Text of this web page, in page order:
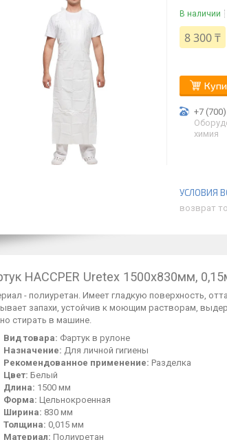
В наличии
8 300 ₸
+7
химия
возврат
HACCPER Uretex 1500х830мм,
- полиуретан. Имеет гладкую поверхность,
запахи, устойчив к моющим растворам,
стирать в машине.
Вид товара: Фартук в рулоне
Назначение: Для личной гигиены
Рекомендованное применение: Разделка
Цвет: Белый
Длина: 1500 мм
Форма: Цельнокроенная
Ширина: 830 мм
Толщина: 0,015 мм
Материал: Полиуретан